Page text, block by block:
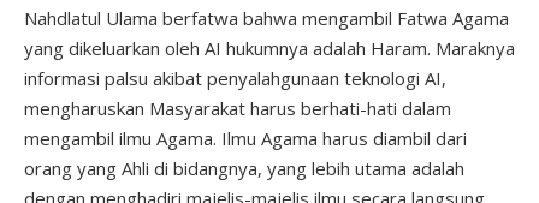
Nahdlatul Ulama berfatwa bahwa mengambil Fatwa Agama
yang dikeluarkan oleh AI hukumnya adalah Haram. Maraknya
informasi palsu akibat penyalahgunaan teknologi AI,
mengharuskan Masyarakat harus berhati-hati dalam
mengambil ilmu Agama. Ilmu Agama harus diambil dari
orang yang Ahli di bidangnya, yang lebih utama adalah
dengan menghadiri majelis-majelis ilmu secara langsung.